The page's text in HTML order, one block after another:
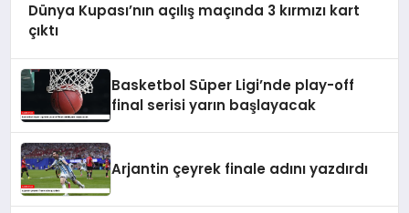
Dünya Kupası’nın açılış maçında 3 kırmızı kart
çıktı
Basketbol Süper Ligi’nde play-off
final serisi yarın başlayacak
Arjantin çeyrek finale adını yazdırdı